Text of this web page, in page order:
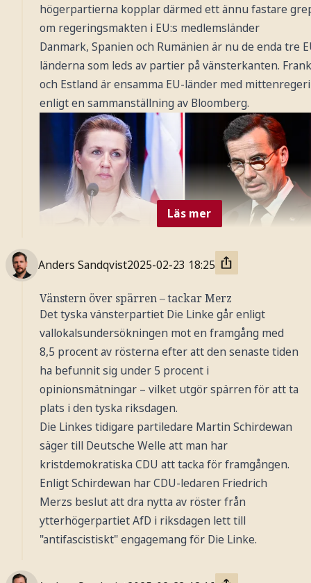
högerpartierna kopplar därmed ett ännu fastare
om regeringsmakten i EU:s medlemsländer
Danmark, Spanien och Rumänien är nu de enda tre
länderna som leds av partier på vänsterkanten.
och Estland är ensamma EU-länder med
enligt en sammanställning av Bloomberg.
Valet i Tyskland utgör ytterligare ett framsteg för
högerpolitik inom EU.
Foto: TT Nyhetsbyrån
Läs mer
Anders Sandqvist2025-02-23 18:25
Vänstern över spärren – tackar Merz
Det tyska vänsterpartiet Die Linke går enligt
vallokalsundersökningen mot en framgång med
8,5 procent av rösterna efter att den senaste tiden
ha befunnit sig under 5 procent i
opinionsmätningar – vilket utgör spärren för att ta
plats i den tyska riksdagen.
Die Linkes tidigare partiledare Martin Schirdewan
säger till Deutsche Welle att man har
kristdemokratiska CDU att tacka för framgången.
Enligt Schirdewan har CDU-ledaren Friedrich
Merzs beslut att dra nytta av röster från
ytterhögerpartiet AfD i riksdagen lett till
"antifascistiskt" engagemang för Die Linke.